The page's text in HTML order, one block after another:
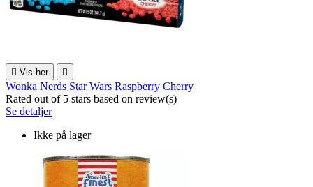
 Vis her 
Wonka Nerds Star Wars Raspberry Cherry
Rated out of 5 stars based on review(s)
Se detaljer
Ikke på lager